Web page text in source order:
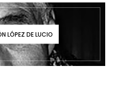
LÓPEZ DE LUCIO